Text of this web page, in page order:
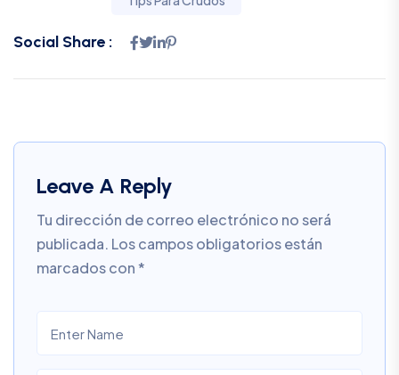
Social Share :
Leave A Reply
Tu dirección de correo electrónico no será
publicada. Los campos obligatorios están
marcados con*